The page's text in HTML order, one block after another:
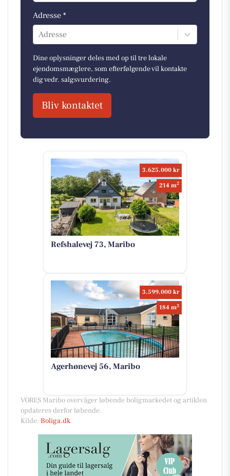
Adresse *
Adresse
Dine oplysninger deles med op til tre lokale
ejendomsmæglere, som efterfølgende vil kontakte
dig vedr. salgsvurdering.
Bliv kontaktet
3.625.000 kr
214 m2
Refshalevej 73, Maribo
3.599.000 kr
184 m2
Agerhønevej 56, Maribo
VORES Maribo overvåger løbende boligmarkedet og artiklen
opdateres derfor løbende.
Kilde: Boliga.dk